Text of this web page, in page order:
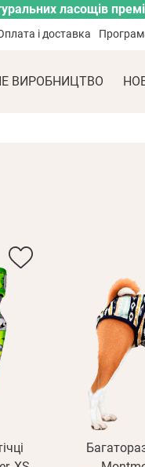
ласощів
і доставка
ВИРОБНИЦТВО